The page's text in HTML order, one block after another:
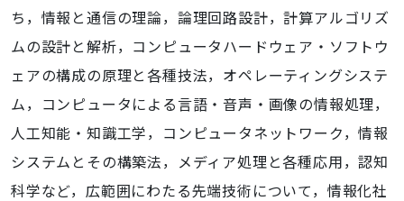
ち，情報と通信の理論，論理回路設計，計算アルゴリズ
ムの設計と解析，コンピュータハードウェア・ソフトウ
ェアの構成の原理と各種技法，オペレーティングシステ
ム，コンピュータによる言語・音声・画像の情報処理，
人工知能・知識工学，コンピュータネットワーク，情報
システムとその構築法，メディア処理と各種応用，認知
科学など，広範囲にわたる先端技術について，情報化社